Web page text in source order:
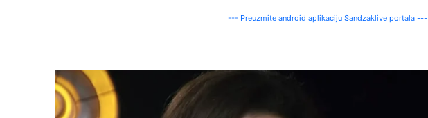
--- Preuzmite android aplikaciju Sandzaklive portala ---